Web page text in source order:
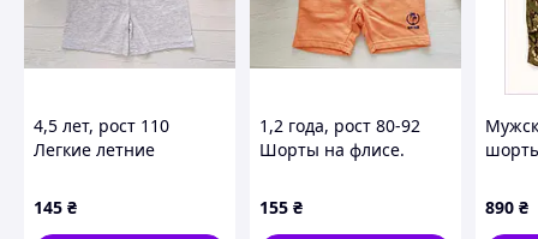
4,5 лет, рост 110
Легкие летние
для мальчика. Артикул
27992
145 ₴
1,2 года, рост 80-92
Шорты на флисе.
155 ₴
890 ₴